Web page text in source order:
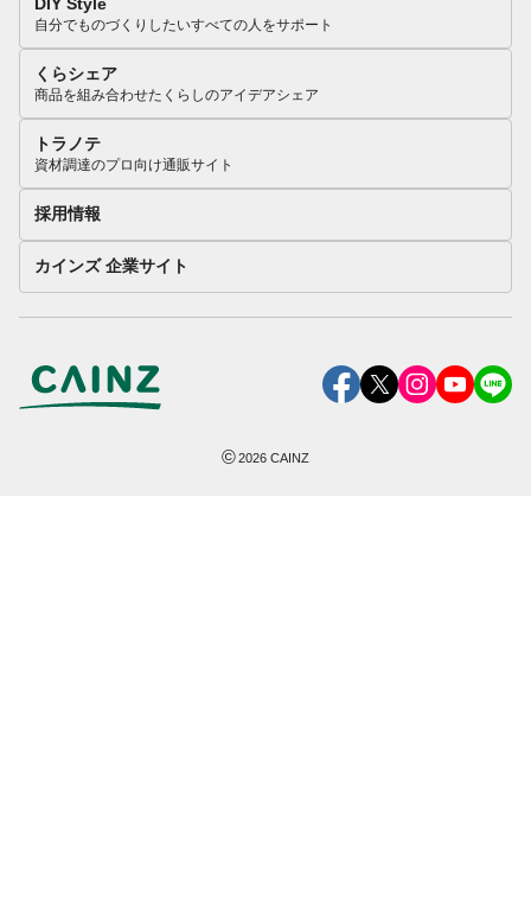
DIY Style
自分でものづくりしたいすべての人をサポート
くらシェア
商品を組み合わせたくらしのアイデアシェア
トラノテ
資材調達のプロ向け通販サイト
採用情報
カインズ 企業サイト
©2026 CAINZ